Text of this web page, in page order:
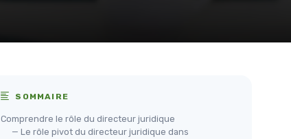
SOMMAIRE
Comprendre le rôle du directeur juridique
— Le rôle pivot du directeur juridique dans